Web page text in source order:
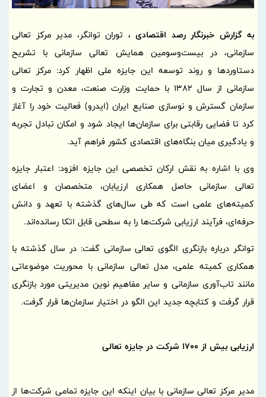
به گزارش خبرنگار رصد اقتصادی ، توران توانگر، مدیر مرکز تعالی
سازمانی، در بیست‌وسومین همایش تعالی سازمانی با تشریح
دستاوردها و روند توسعه این جایزه ملی اظهار کرد: مرکز تعالی
سازمانی از سال 1382 با حمایت وزارت صنعت، معدن و تجارت و
سازمان گسترش و نوسازی صنایع ایران (ایدرو) فعالیت خود را آغاز
کرد تا فضایی رقابتی برای سازمان‌ها ایجاد شود و امکان تبادل تجربه
و یادگیری میان بنگاه‌های اقتصادی کشور فراهم آید.
وی با اشاره به نقش ارکان تخصصی این جایزه افزود: اعتبار جایزه
تعالی سازمانی حاصل همکاری ارزیابان، متخصصان و اعضای
کمیته‌های علمی است که طی سال‌های گذشته با تعهد و دانش
حرفه‌ای، فرآیند ارزیابی شرکت‌ها را به سطحی قابل اتکا رسانده‌اند.
توانگر درباره بازنگری الگوی تعالی سازمانی گفت: در سال گذشته با
همکاری کمیته علمی، مدل تعالی سازمانی با محوریت موضوعاتی
مانند تاب‌آوری سازمانی و سایر مفاهیم نوین مدیریتی مورد بازنگری
قرار گرفت و کتابچه جدید این الگو در اختیار سازمان‌ها قرار گرفت.
ارزیابی بیش از 1700 شرکت در جایزه تعالی
مدیر مرکز تعالی سازمانی با بیان اینکه این جایزه تمامی شرکت‌ها از